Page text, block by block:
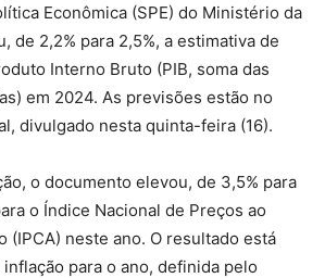
Econômica (SPE) do Ministério da
de 2,2% para 2,5%, a estimativa de
Interno Bruto (PIB, soma das
em 2024. As previsões estão no
divulgado nesta quinta-feira (16).
o documento elevou, de 3,5% para
o Índice Nacional de Preços ao
(IPCA) neste ano. O resultado está
para o ano, definida pelo